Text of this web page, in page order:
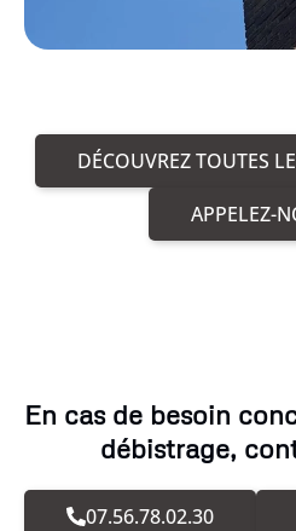
DÉCOUVREZ TOUTES
APPELEZ-
En cas de besoin
débistrage,
07.56.78.02.30